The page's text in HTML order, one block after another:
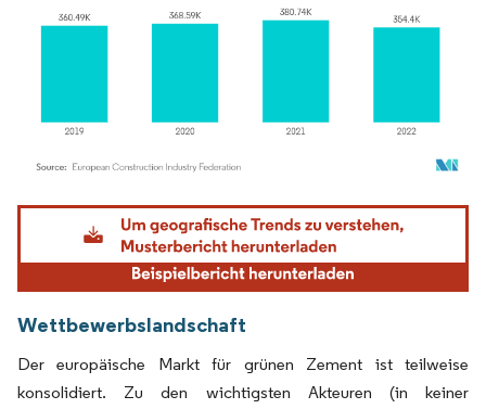
Bild © Mordor Intelligence. Wiederverwendung erfordert Namensnennung gemäß
Wettbewerbslandschaft
Der europäische Markt für grünen Zement ist teilweise
konsolidiert. Zu den wichtigsten Akteuren (in keiner